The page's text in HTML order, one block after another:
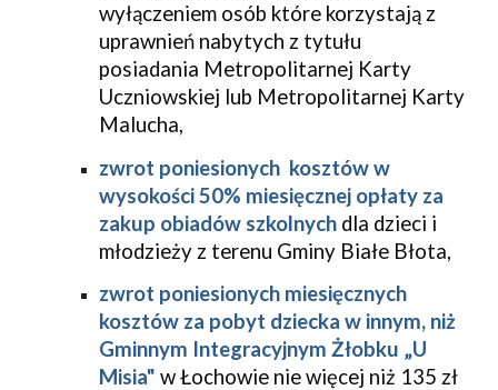
wyłączeniem osób które korzystają z
uprawnień nabytych z tytułu
posiadania Metropolitarnej Karty
Uczniowskiej lub Metropolitarnej Karty
Malucha,
zwrot poniesionych kosztów w
wysokości 50% miesięcznej opłaty za
zakup obiadów szkolnych dla dzieci i
młodzieży z terenu Gminy Białe Błota,
zwrot poniesionych miesięcznych
kosztów za pobyt dziecka w innym, niż
Gminnym Integracyjnym Żłobku „U
Misia"w Łochowie nie więcej niż 135 zł